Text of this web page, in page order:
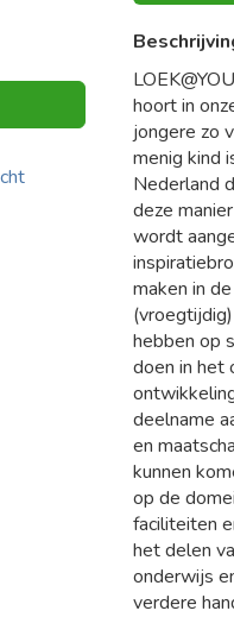
hoort in
jongere zo
menig kind
Nederland
deze
wordt
maken in
hebben op
doen in het
deelname
en
kunnen
op de
faciliteiten
het delen
onderwijs
verdere